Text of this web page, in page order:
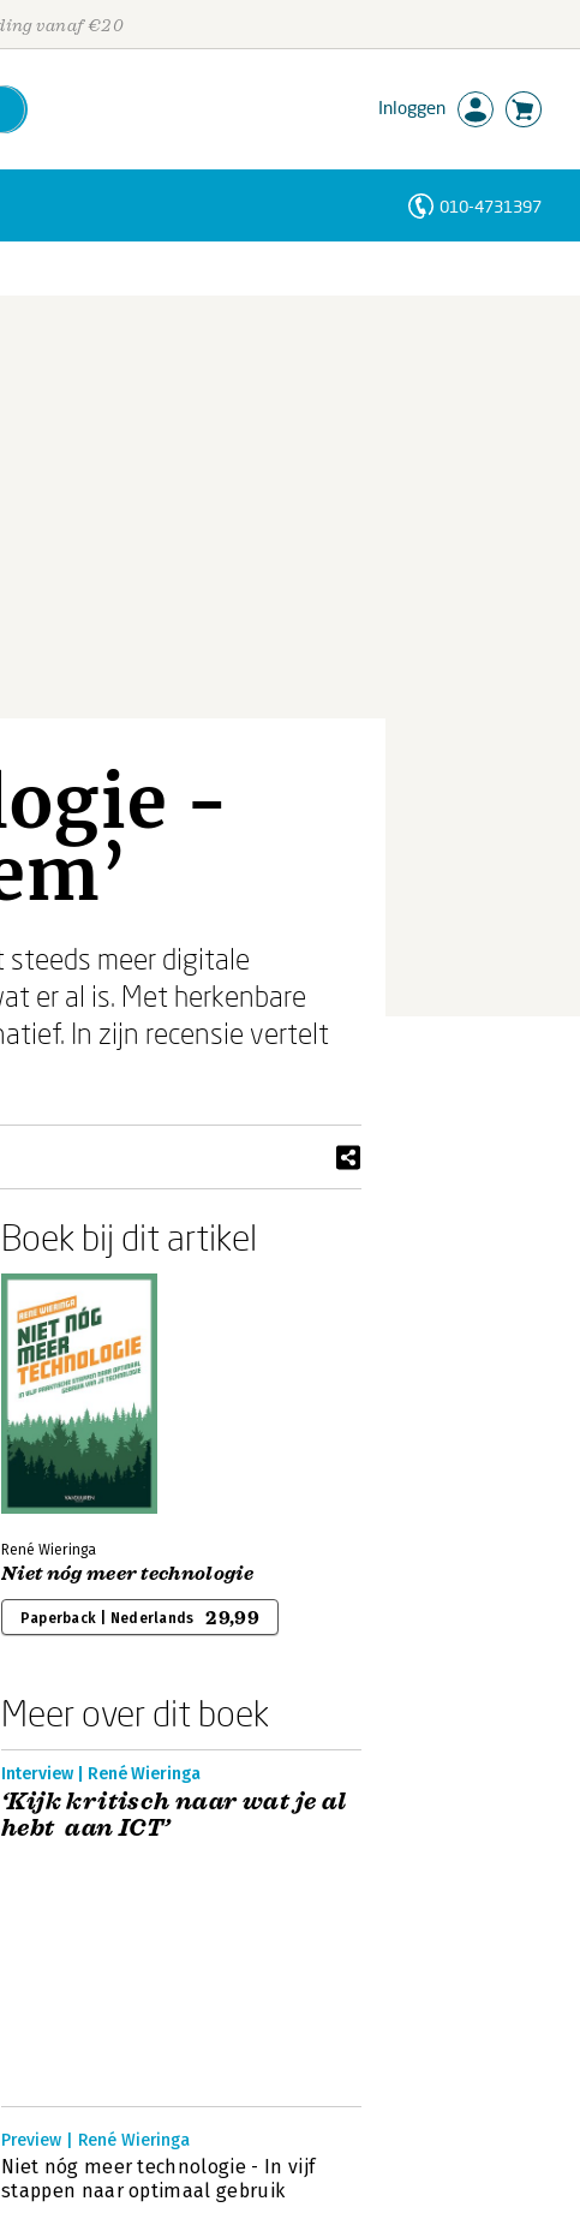
vanaf €20
Inloggen
010-4731397
-
meer digitale
er al is. Met herkenbare
In zijn recensie vertelt
Boek bij dit artikel
René Wieringa
Niet nóg meer technologie
Paperback | Nederlands 29,99
Meer over dit boek
Interview | René Wieringa
‘Kijk kritisch naar wat je al
hebt aan ICT’
Preview | René Wieringa
Niet nóg meer technologie - In vijf
stappen naar optimaal gebruik
Personen